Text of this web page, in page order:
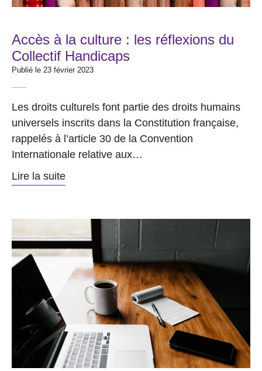
Accès à la culture : les réflexions du
Collectif Handicaps
Publié le 23 février 2023
Les droits culturels font partie des droits humains
universels inscrits dans la Constitution française,
rappelés à l’article 30 de la Convention
Internationale relative aux…
Lire la suite